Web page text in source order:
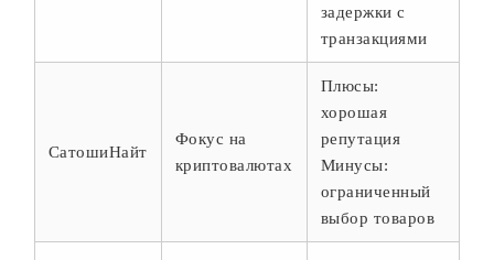
задержки с
транзакциями
СатошиНайт
Фокус на
криптовалютах
Плюсы:
хорошая
репутация
Минусы:
ограниченный
выбор товаров